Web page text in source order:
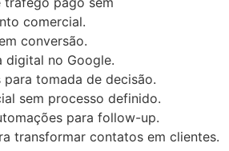
comercial.
conversão.
digital no Google.
para tomada de decisão.
sem processo definido.
para follow-up.
transformar contatos em clientes.